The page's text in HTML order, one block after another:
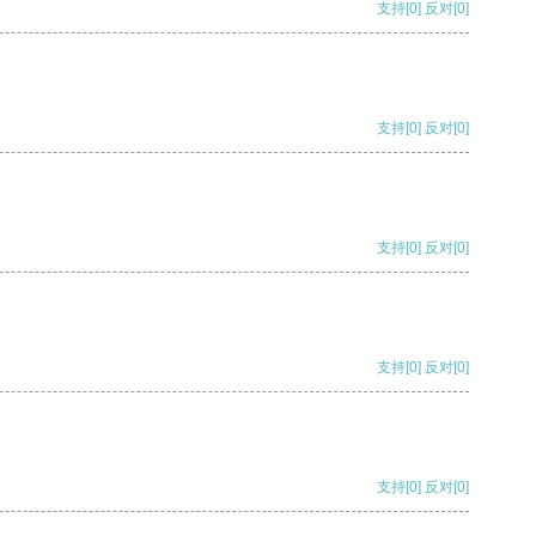
支持[0] 反对[0]
支持[0] 反对[0]
支持[0] 反对[0]
支持[0] 反对[0]
支持[0] 反对[0]